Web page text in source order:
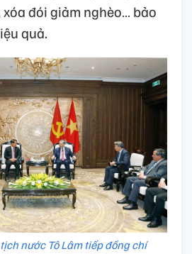
xóa đói giảm nghèo… bảo
quả.
nước Tô Lâm tiếp đồng chí